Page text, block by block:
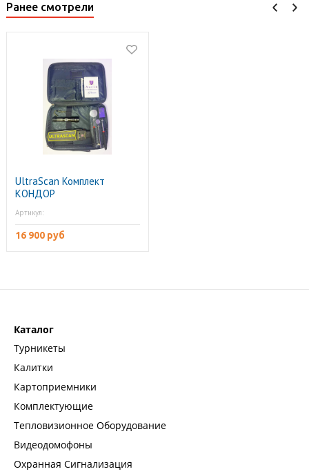
Ранее смотрели
UltraScan Комплект
КОНДОР
Артикул:
16 900 руб
Каталог
Турникеты
Калитки
Картоприемники
Комплектующие
Тепловизионное Оборудование
Видеодомофоны
Охранная Сигнализация